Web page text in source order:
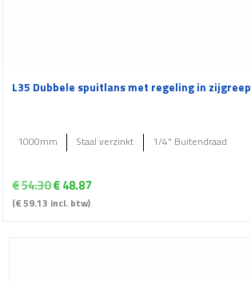
L35 Dubbele spuitlans met regeling in zijgreep
€54.30Oorspronkelijke
prijs
was:
€54.30.
€48.87Huidige
is:
€48.87.
(€59.13 incl. btw)
1000mm Staal verzinkt 1/4" Buitendraad